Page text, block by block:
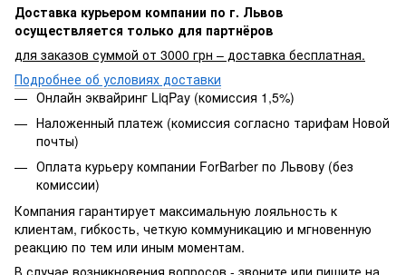
Доставка курьером компании по г. Львов
осуществляется только для партнёров
для заказов суммой от 3000 грн – доставка бесплатная.
Подробнее об условиях доставки
Онлайн эквайринг LiqPay (комиссия 1,5%)
Наложенный платеж (комиссия согласно тарифам Новой
почты)
Оплата курьеру компании ForBarber по Львову (без
комиссии)
Компания гарантирует максимальную лояльность к
клиентам, гибкость, четкую коммуникацию и мгновенную
реакцию по тем или иным моментам.
В случае возникновения вопросов - звоните или пишите на